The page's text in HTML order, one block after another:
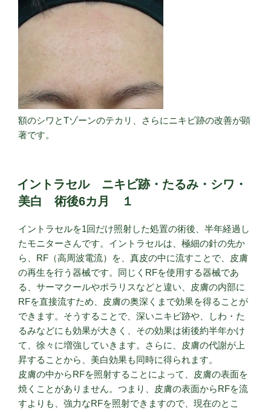
額のシワとTゾーンのテカリ、さらにニキビ跡の改善が顕
著です。
イントラセル ニキビ跡・たるみ・シワ・
美白 術後6カ月 １
イントラセルを1回だけ照射した処置の術後、半年経過し
たモニターさんです。イントラセルは、極細の針の先か
ら、RF（高周波電流）を、真皮の中に流すことで、皮膚
の再生を行う器械です。同じくRFを使用する器械であ
る、サーマクールやポラリスなどと違い、皮膚の内部に
RFを直接流すため、皮膚の奥深くまで効果を得ることが
できます。そうすることで、深いニキビ跡や、しわ・た
るみなどにも効果が大きく、その効果は術後約半年かけ
て、徐々に増強していきます。さらに、皮膚の代謝が上
昇することから、美白効果も同時に得られます。
皮膚の中からRFを照射することによって、皮膚の表面を
焼くことがありません。つまり、皮膚の表面からRFを流
すよりも、強力なRFを照射できますので、現在のとこ